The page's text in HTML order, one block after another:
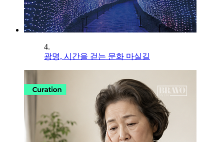
4.
광명, 시간을 걷는 문화 마실길